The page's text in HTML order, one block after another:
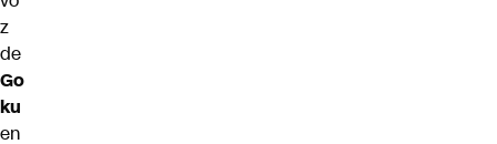
z
de
Go
ku
en